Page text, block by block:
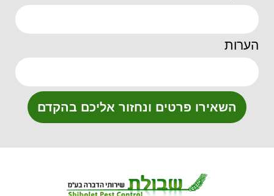
הערות
השאירו פרטים ונחזור אליכם בהקדם